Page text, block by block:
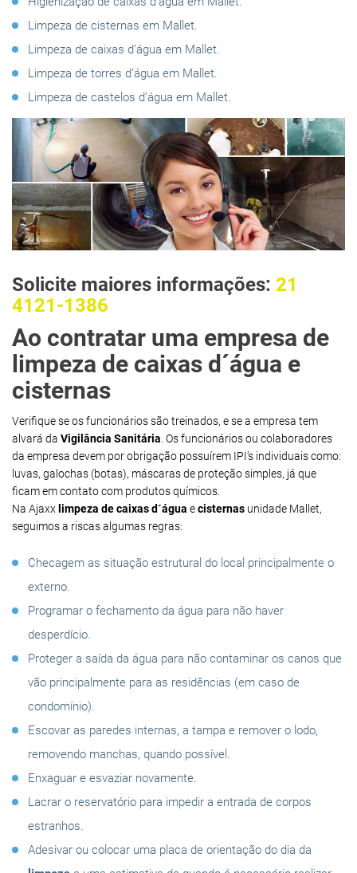
Limpeza de cisternas em Mallet.
Limpeza de caixas d’água em Mallet.
Limpeza de torres d’água em Mallet.
Limpeza de castelos d’água em Mallet.
Solicite maiores informações: 21
4121-1386
Ao contratar uma empresa de
limpeza de caixas d´água e
cisternas
Verifique se os funcionários são treinados, e se a empresa tem
alvará da Vigilância Sanitária . Os funcionários ou colaboradores
da empresa devem por obrigação possuírem IPI’s individuais como:
luvas, galochas (botas), máscaras de proteção simples, já que
ficam em contato com produtos químicos.
Na Ajaxx limpeza de caixas d´água ecisternas unidade Mallet,
seguimos a riscas algumas regras:
Checagem as situação estrutural do local principalmente o
externo.
Programar o fechamento da água para não haver
desperdício.
Proteger a saída da água para não contaminar os canos que
vão principalmente para as residências (em caso de
condomínio).
Escovar as paredes internas, a tampa e remover o lodo,
removendo manchas, quando possível.
Enxaguar e esvaziar novamente.
Lacrar o reservatório para impedir a entrada de corpos
estranhos.
Adesivar ou colocar uma placa de orientação do dia da